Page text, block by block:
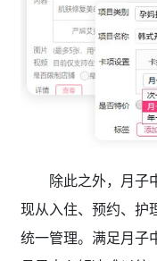
除此之外，月子
现从入住、预约、护
统一管理。满足月子